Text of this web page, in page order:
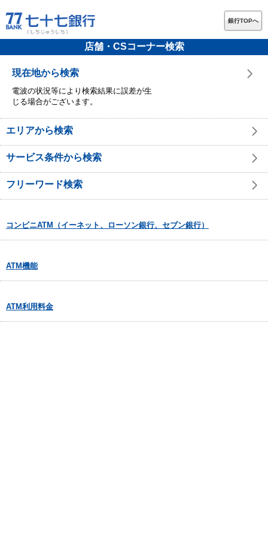
銀行TOPへ
店舗・CSコーナー検索
現在地から検索
電波の状況等により検索結果に誤差が生
じる場合がございます。
エリアから検索
サービス条件から検索
フリーワード検索
コンビニATM（イーネット、ローソン銀行、セブン銀行）
ATM機能
ATM利用料金